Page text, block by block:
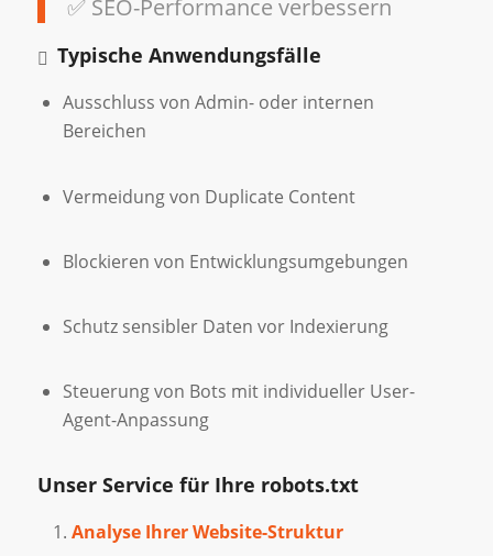
✅ SEO-Performance verbessern
Typische Anwendungsfälle
Ausschluss von Admin- oder internen
Bereichen
Vermeidung von Duplicate Content
Blockieren von Entwicklungsumgebungen
Schutz sensibler Daten vor Indexierung
Steuerung von Bots mit individueller User-
Agent-Anpassung
Unser Service für Ihre robots.txt
Analyse Ihrer Website-Struktur